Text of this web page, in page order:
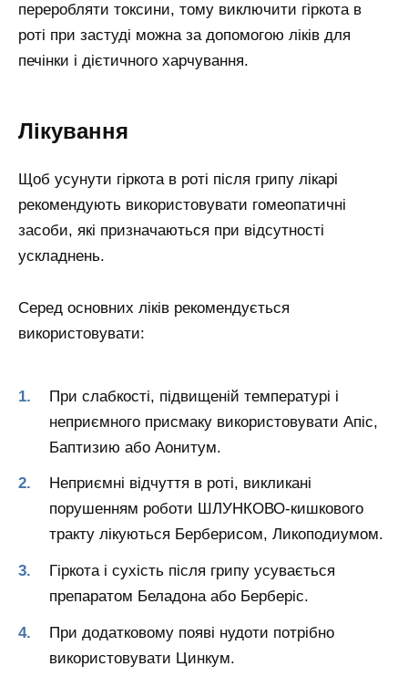
переробляти токсини, тому виключити гіркота в
роті при застуді можна за допомогою ліків для
печінки і дієтичного харчування.
Лікування
Щоб усунути гіркота в роті після грипу лікарі
рекомендують використовувати гомеопатичні
засоби, які призначаються при відсутності
ускладнень.
Серед основних ліків рекомендується
використовувати:
При слабкості, підвищеній температурі і
неприємного присмаку використовувати Апіс,
Баптизию або Аонитум.
Неприємні відчуття в роті, викликані
порушенням роботи ШЛУНКОВО-кишкового
тракту лікуються Берберисом, Ликоподиумом.
Гіркота і сухість після грипу усувається
препаратом Беладона або Берберіс.
При додатковому появі нудоти потрібно
використовувати Цинкум.